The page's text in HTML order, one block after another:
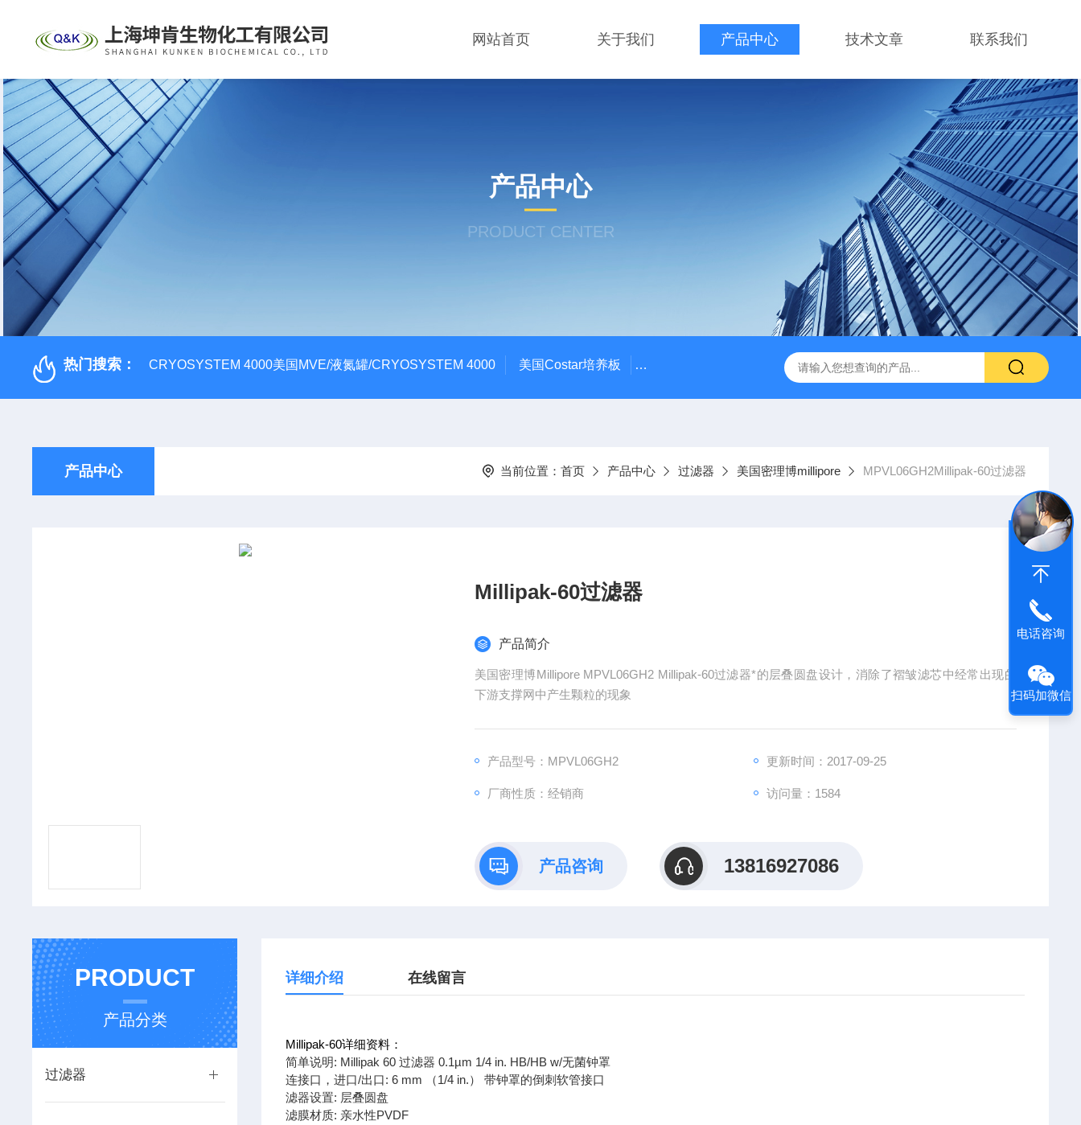
网站首页 关于我们 产品中心 技术文章 联系我们
产品中心
PRODUCT CENTER
热门搜索： CRYOSYSTEM 4000美国MVE/液氮罐/CRYOSYSTEM 4000 美国Costar培养板 美国Corning 384孔细胞培养板 安捷伦Agilent色谱柱清单1 产品价格
产品中心 当前位置： 首页 产品中心 过滤器 美国密理博millipore MPVL06GH2Millipak-60过滤器
Millipak-60过滤器
产品简介
美国密理博Millipore MPVL06GH2 Millipak-60过滤器*的层叠圆盘设计，消除了褶皱滤芯中经常出现的
下游支撑网中产生颗粒的现象
产品型号：MPVL06GH2 更新时间：2017-09-25
厂商性质：经销商 访问量：1584
产品咨询 13816927086
PRODUCT
产品分类
过滤器
详细介绍 在线留言
Millipak-60详细资料：
简单说明: Millipak 60 过滤器 0.1µm 1/4 in. HB/HB w/无菌钟罩
连接口，进口/出口: 6 mm （1/4 in.） 带钟罩的倒刺软管接口
滤器设置: 层叠圆盘
滤膜材质: 亲水性PVDF
电话咨询
扫码加微信